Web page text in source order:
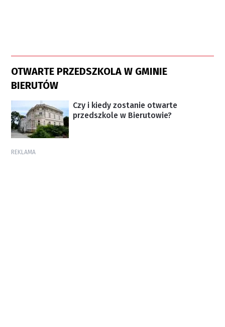
OTWARTE PRZEDSZKOLA W GMINIE
BIERUTÓW
Czy i kiedy zostanie otwarte
przedszkole w Bierutowie?
REKLAMA